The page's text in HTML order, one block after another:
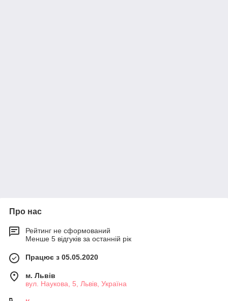
Про нас
Рейтинг не сформований
Менше 5 відгуків за останній рік
Працює з 05.05.2020
м. Львів
вул. Наукова, 5, Львів, Україна